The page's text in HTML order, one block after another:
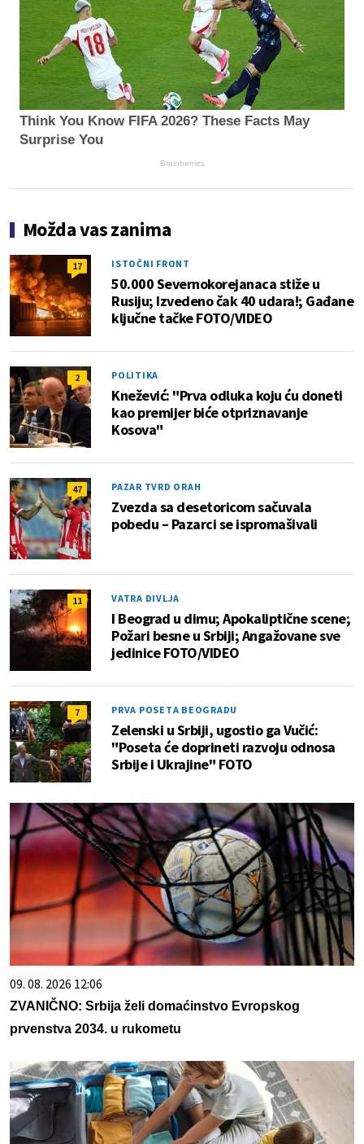
Think You Know FIFA 2026? These Facts May
Surprise You
Brainberries
Možda vas zanima
17 ISTOČNI FRONT
50.000 Severnokorejanaca stiže u
Rusiju; Izvedeno čak 40 udara!; Gađane
ključne tačke FOTO/VIDEO
2 POLITIKA
Knežević: "Prva odluka koju ću doneti
kao premijer biće otpriznavanje
Kosova"
47 PAZAR TVRD ORAH
Zvezda sa desetoricom sačuvala
pobedu – Pazarci se ispromašivali
11 VATRA DIVLJA
I Beograd u dimu; Apokaliptične scene;
Požari besne u Srbiji; Angažovane sve
jedinice FOTO/VIDEO
7 PRVA POSETA BEOGRADU
Zelenski u Srbiji, ugostio ga Vučić:
"Poseta će doprineti razvoju odnosa
Srbije i Ukrajine" FOTO
09. 08. 2026 12:06
ZVANIČNO: Srbija želi domaćinstvo Evropskog
prvenstva 2034. u rukometu